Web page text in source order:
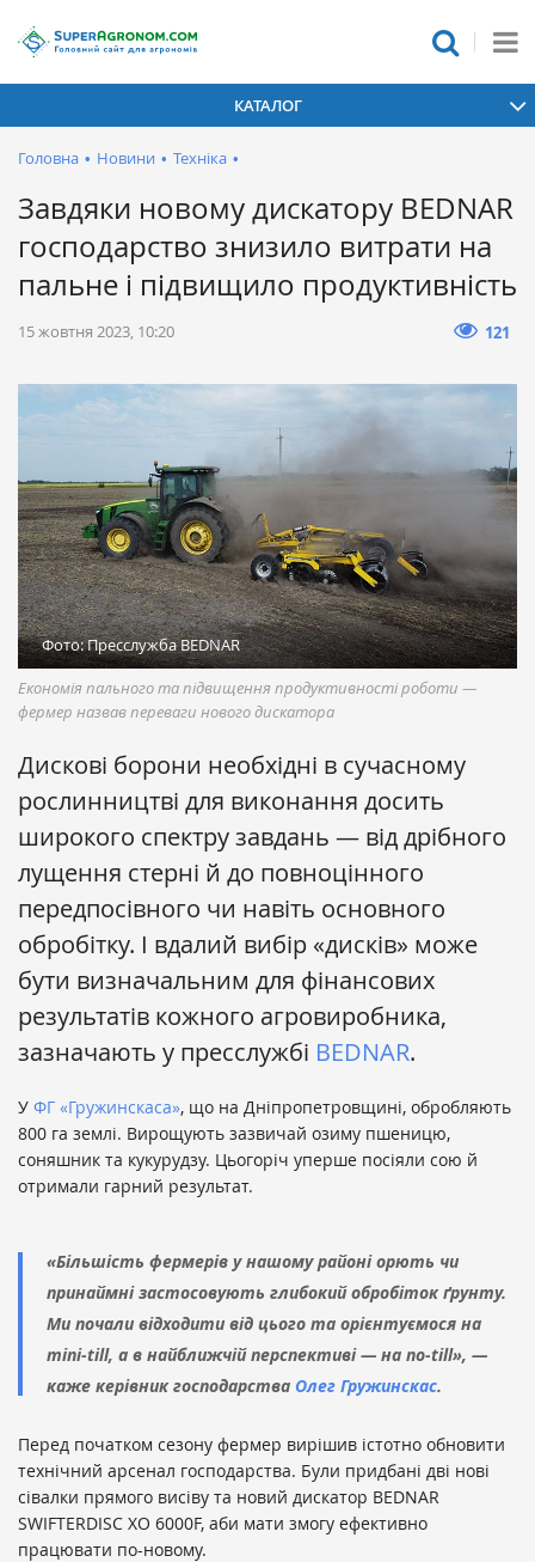
КАТАЛОГ
Головна • Новини • Техніка •
Завдяки новому дискатору BEDNAR
господарство знизило витрати на
пальне і підвищило продуктивність
15 жовтня 2023, 10:20 121
Фото: Пресслужба BEDNAR
Економія пального та підвищення продуктивності роботи —
фермер назвав переваги нового дискатора
Дискові борони необхідні в сучасному
рослинництві для виконання досить
широкого спектру завдань — від дрібного
лущення стерні й до повноцінного
передпосівного чи навіть основного
обробітку. І вдалий вибір «дисків» може
бути визначальним для фінансових
результатів кожного агровиробника,
зазначають у пресслужбі BEDNAR.
У ФГ «Гружинскаса», що на Дніпропетровщині, обробляють
800 га землі. Вирощують зазвичай озиму пшеницю,
соняшник та кукурудзу. Цьогоріч уперше посіяли сою й
отримали гарний результат.
«Більшість фермерів у нашому районі орють чи
принаймні застосовують глибокий обробіток ґрунту.
Ми почали відходити від цього та орієнтуємося на
mini-till, а в найближчій перспективі — на no-till», —
каже керівник господарства Олег Гружинскас.
Перед початком сезону фермер вирішив істотно обновити
технічний арсенал господарства. Були придбані дві нові
сівалки прямого висіву та новий дискатор BEDNAR
SWIFTERDISС XO 6000F, аби мати змогу ефективно
працювати по-новому.